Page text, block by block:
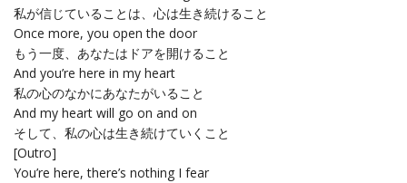
私が信じていることは、心は生き続けること
Once more, you open the door
もう一度、あなたはドアを開けること
And you’re here in my heart
私の心のなかにあなたがいること
And my heart will go on and on
そして、私の心は生き続けていくこと
[Outro]
You’re here, there’s nothing I fear